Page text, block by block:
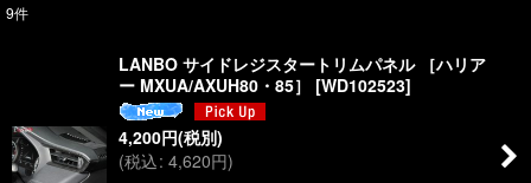
9件
LANBO サイドレジスタートリムパネル ［ハリア
ー MXUA/AXUH80・85］
[WD102523]
4,200円(税別)
(税込: 4,620円)